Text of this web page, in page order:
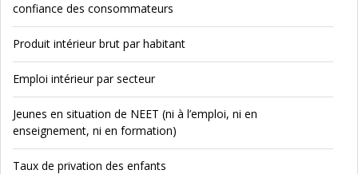
confiance des consommateurs
Produit intérieur brut par habitant
Emploi intérieur par secteur
Jeunes en situation de NEET (ni à l’emploi, ni en
enseignement, ni en formation)
Taux de privation des enfants